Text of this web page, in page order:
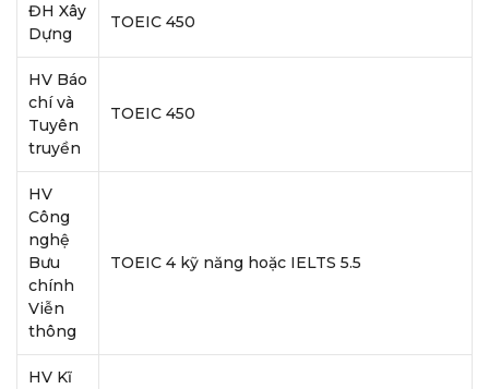
ĐH Xây
Dựng
TOEIC 450
HV Báo
chí và
Tuyên
truyền
TOEIC 450
HV
Công
nghệ
Bưu
chính
Viễn
thông
TOEIC 4 kỹ năng hoặc IELTS 5.5
HV Kĩ